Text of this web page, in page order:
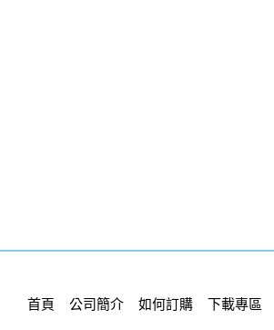
首頁 公司簡介 如何訂購 下載專區